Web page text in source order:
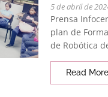
5 de abril de
Prensa
plan de
de Robótica
Read More